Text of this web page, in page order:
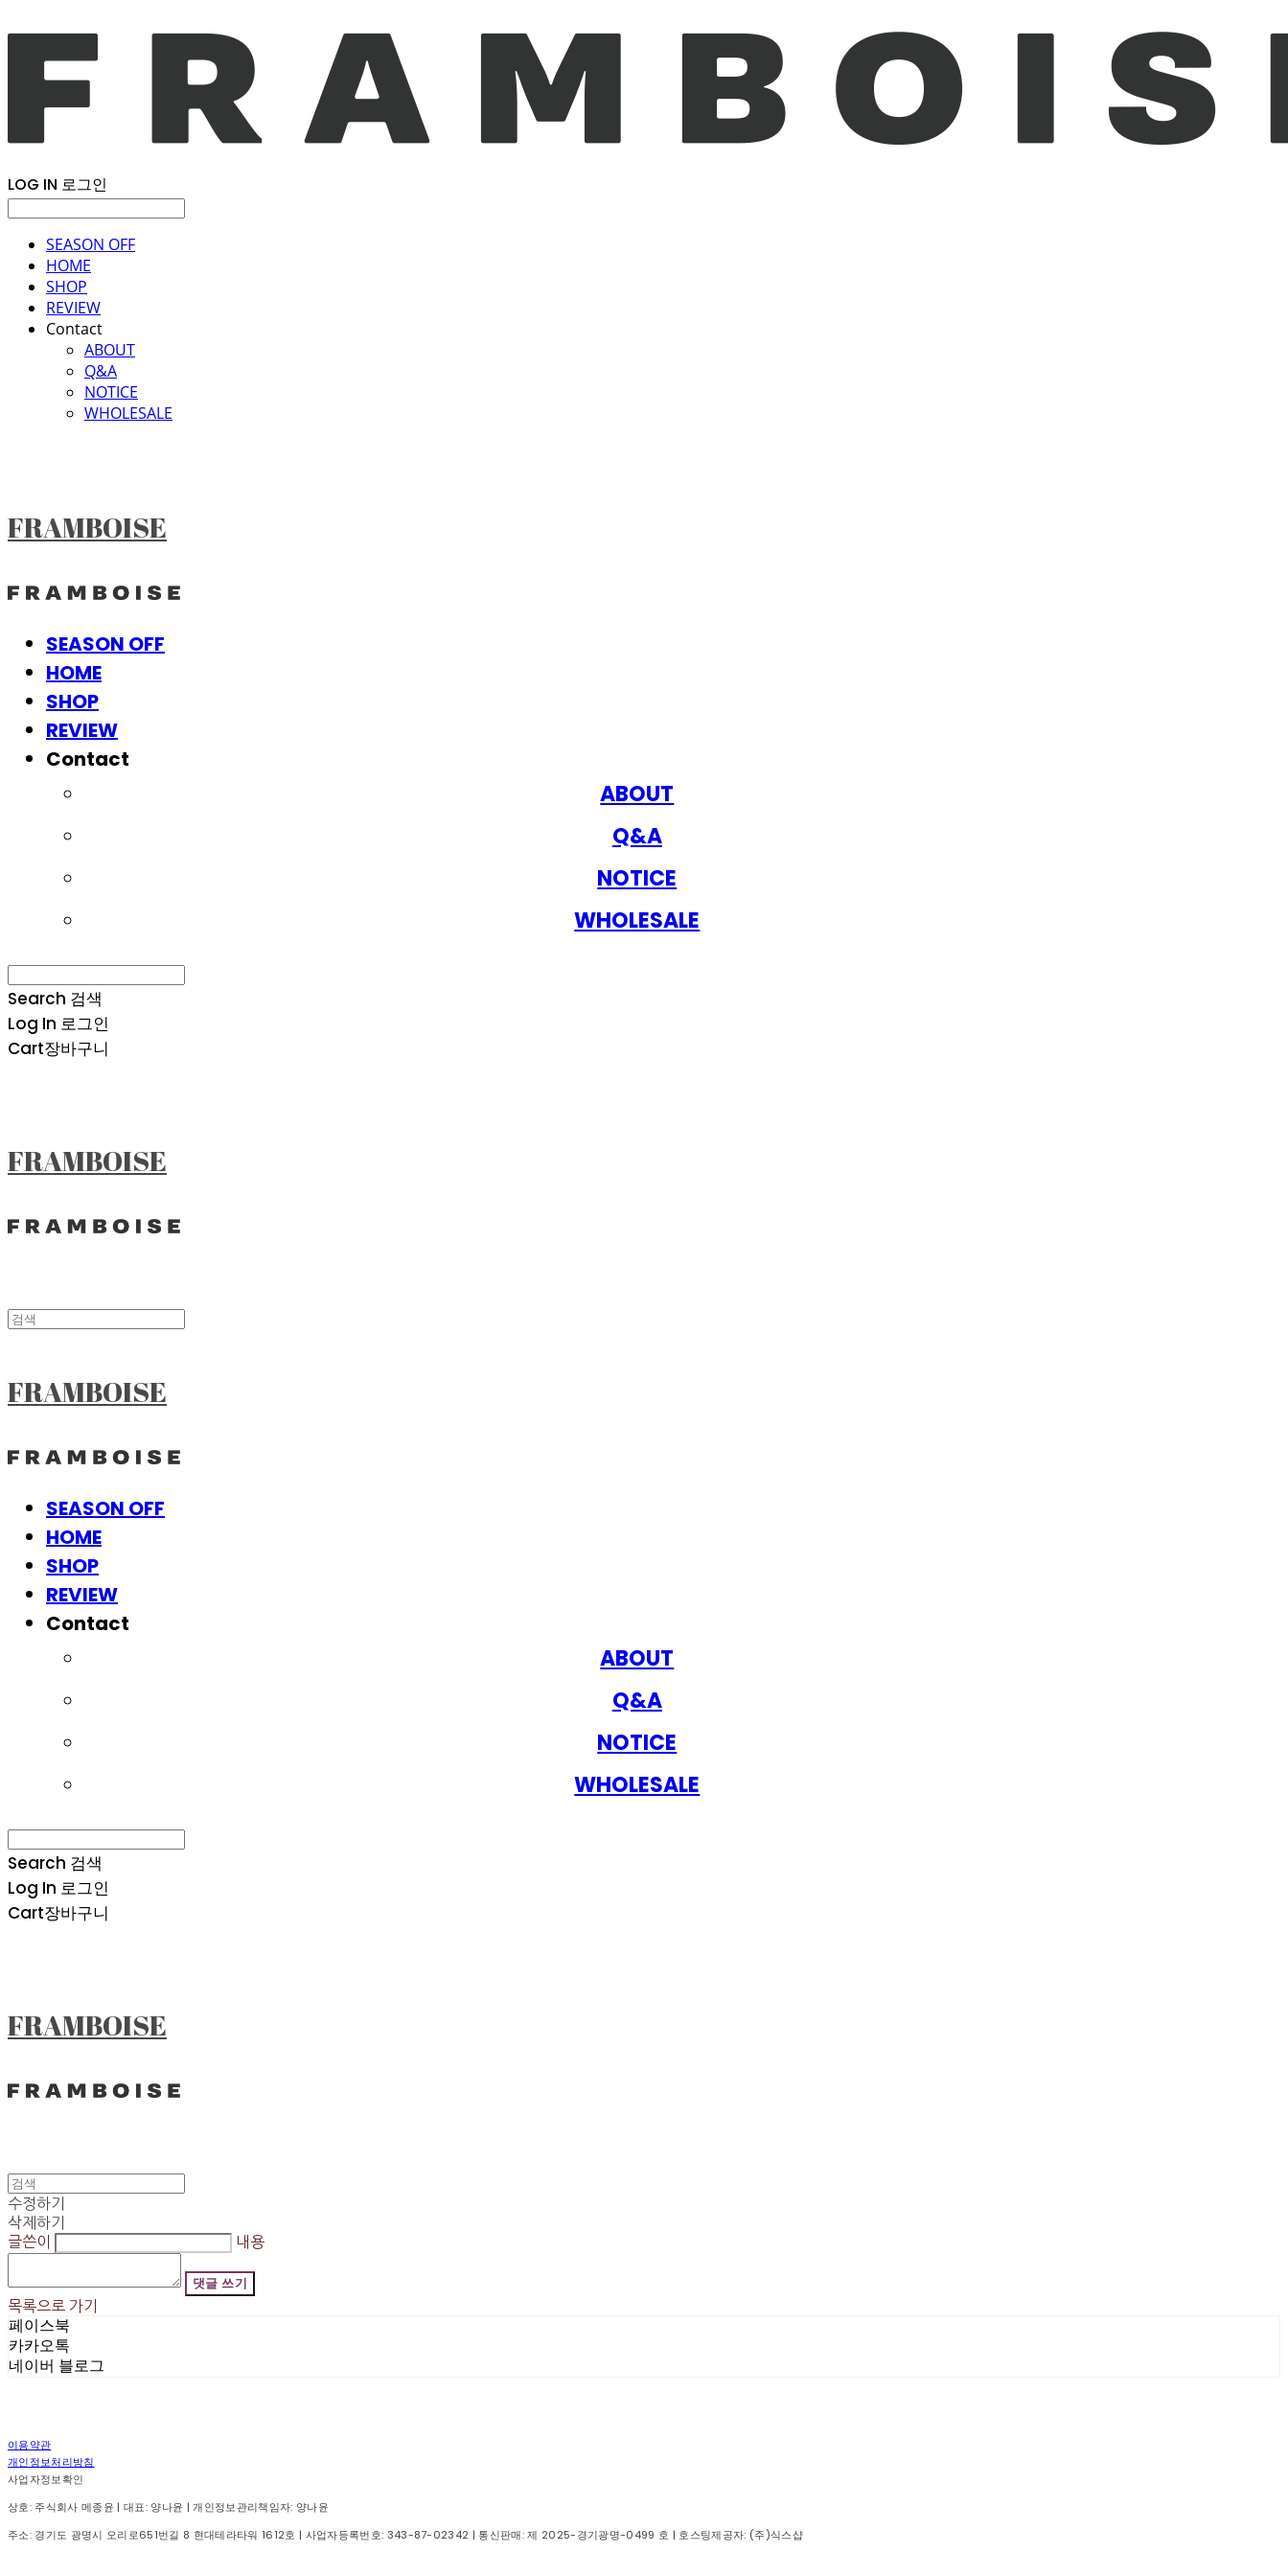
LOG IN 로그인
SEASON OFF
HOME
SHOP
REVIEW
Contact
ABOUT
Q&A
NOTICE
WHOLESALE
FRAMBOISE
SEASON OFF
HOME
SHOP
REVIEW
Contact
ABOUT
Q&A
NOTICE
WHOLESALE
Search 검색
Log In 로그인
Cart장바구니
FRAMBOISE
FRAMBOISE
SEASON OFF
HOME
SHOP
REVIEW
Contact
ABOUT
Q&A
NOTICE
WHOLESALE
Search 검색
Log In 로그인
Cart장바구니
FRAMBOISE
수정하기
삭제하기
글쓴이
내용
댓글 쓰기
목록으로 가기
페이스북
카카오톡
네이버 블로그
이용약관
개인정보처리방침
사업자정보확인
상호: 주식회사 메종윤 | 대표: 양나윤 | 개인정보관리책임자: 양나윤
주소: 경기도 광명시 오리로651번길 8 현대테라타워 1612호 | 사업자등록번호: 343-87-02342 | 통신판매:제 2025-경기광명-0499 호 | 호스팅제공자: (주)식스샵